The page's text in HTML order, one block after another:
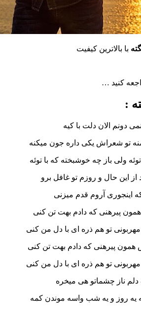
کیفیت
…
دلت با کیه
یکی داره جون میکنه
چه خوشبخته که با توئه
و روزم تو غافل برو
آروم قدم میزنی
که دادم بهت تن کنی
هم ذره ای با دل من کنی
که دادم بهت تن کنی
هم ذره ای با دل من کنی
هی میخره
یه شب واسه موندن کمه